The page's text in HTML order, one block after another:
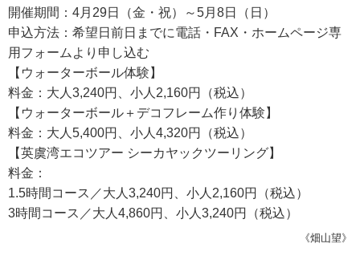
開催期間：4月29日（金・祝）～5月8日（日）
申込方法：希望日前日までに電話・FAX・ホームページ専
用フォームより申し込む
【ウォーターボール体験】
料金：大人3,240円、小人2,160円（税込）
【ウォーターボール＋デコフレーム作り体験】
料金：大人5,400円、小人4,320円（税込）
【英虞湾エコツアー シーカヤックツーリング】
料金：
1.5時間コース／大人3,240円、小人2,160円（税込）
3時間コース／大人4,860円、小人3,240円（税込）
《畑山望》